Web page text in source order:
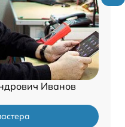
Иванов